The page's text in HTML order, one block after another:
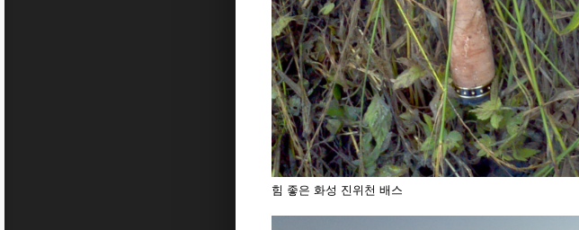
힘 좋은 화성 진위천 배스